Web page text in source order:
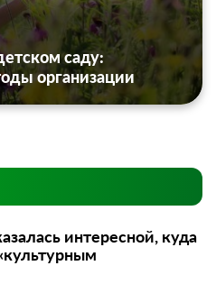
саду:
организации
интересной, куда